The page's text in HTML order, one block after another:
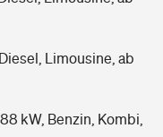
Limousine, ab
kW, Benzin, Kombi,